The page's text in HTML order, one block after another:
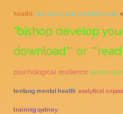
health cara mengatasi mental health
"bishop develop
download"" or
psychological resilience psychology
tentang mental health analytical
training sydney